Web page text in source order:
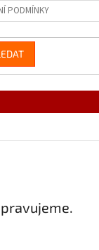
PODMÍNKY